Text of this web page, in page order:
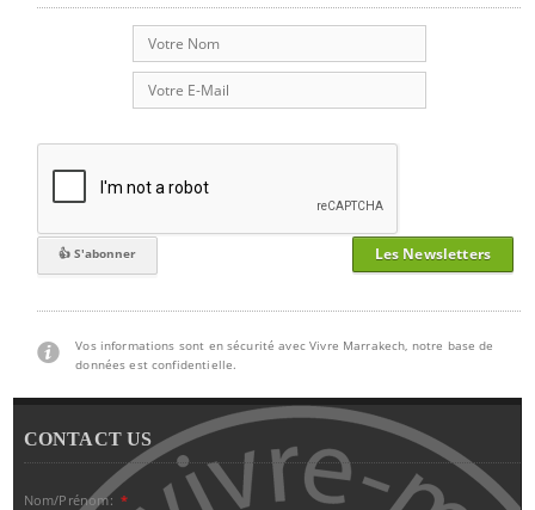
Les Newsletters
Vos informations sont en sécurité avec Vivre Marrakech, notre base de
données est confidentielle.
CONTACT US
Nom/Prénom: *